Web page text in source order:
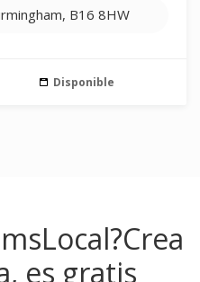
B16 8HW
Disponible
Crea
es gratis